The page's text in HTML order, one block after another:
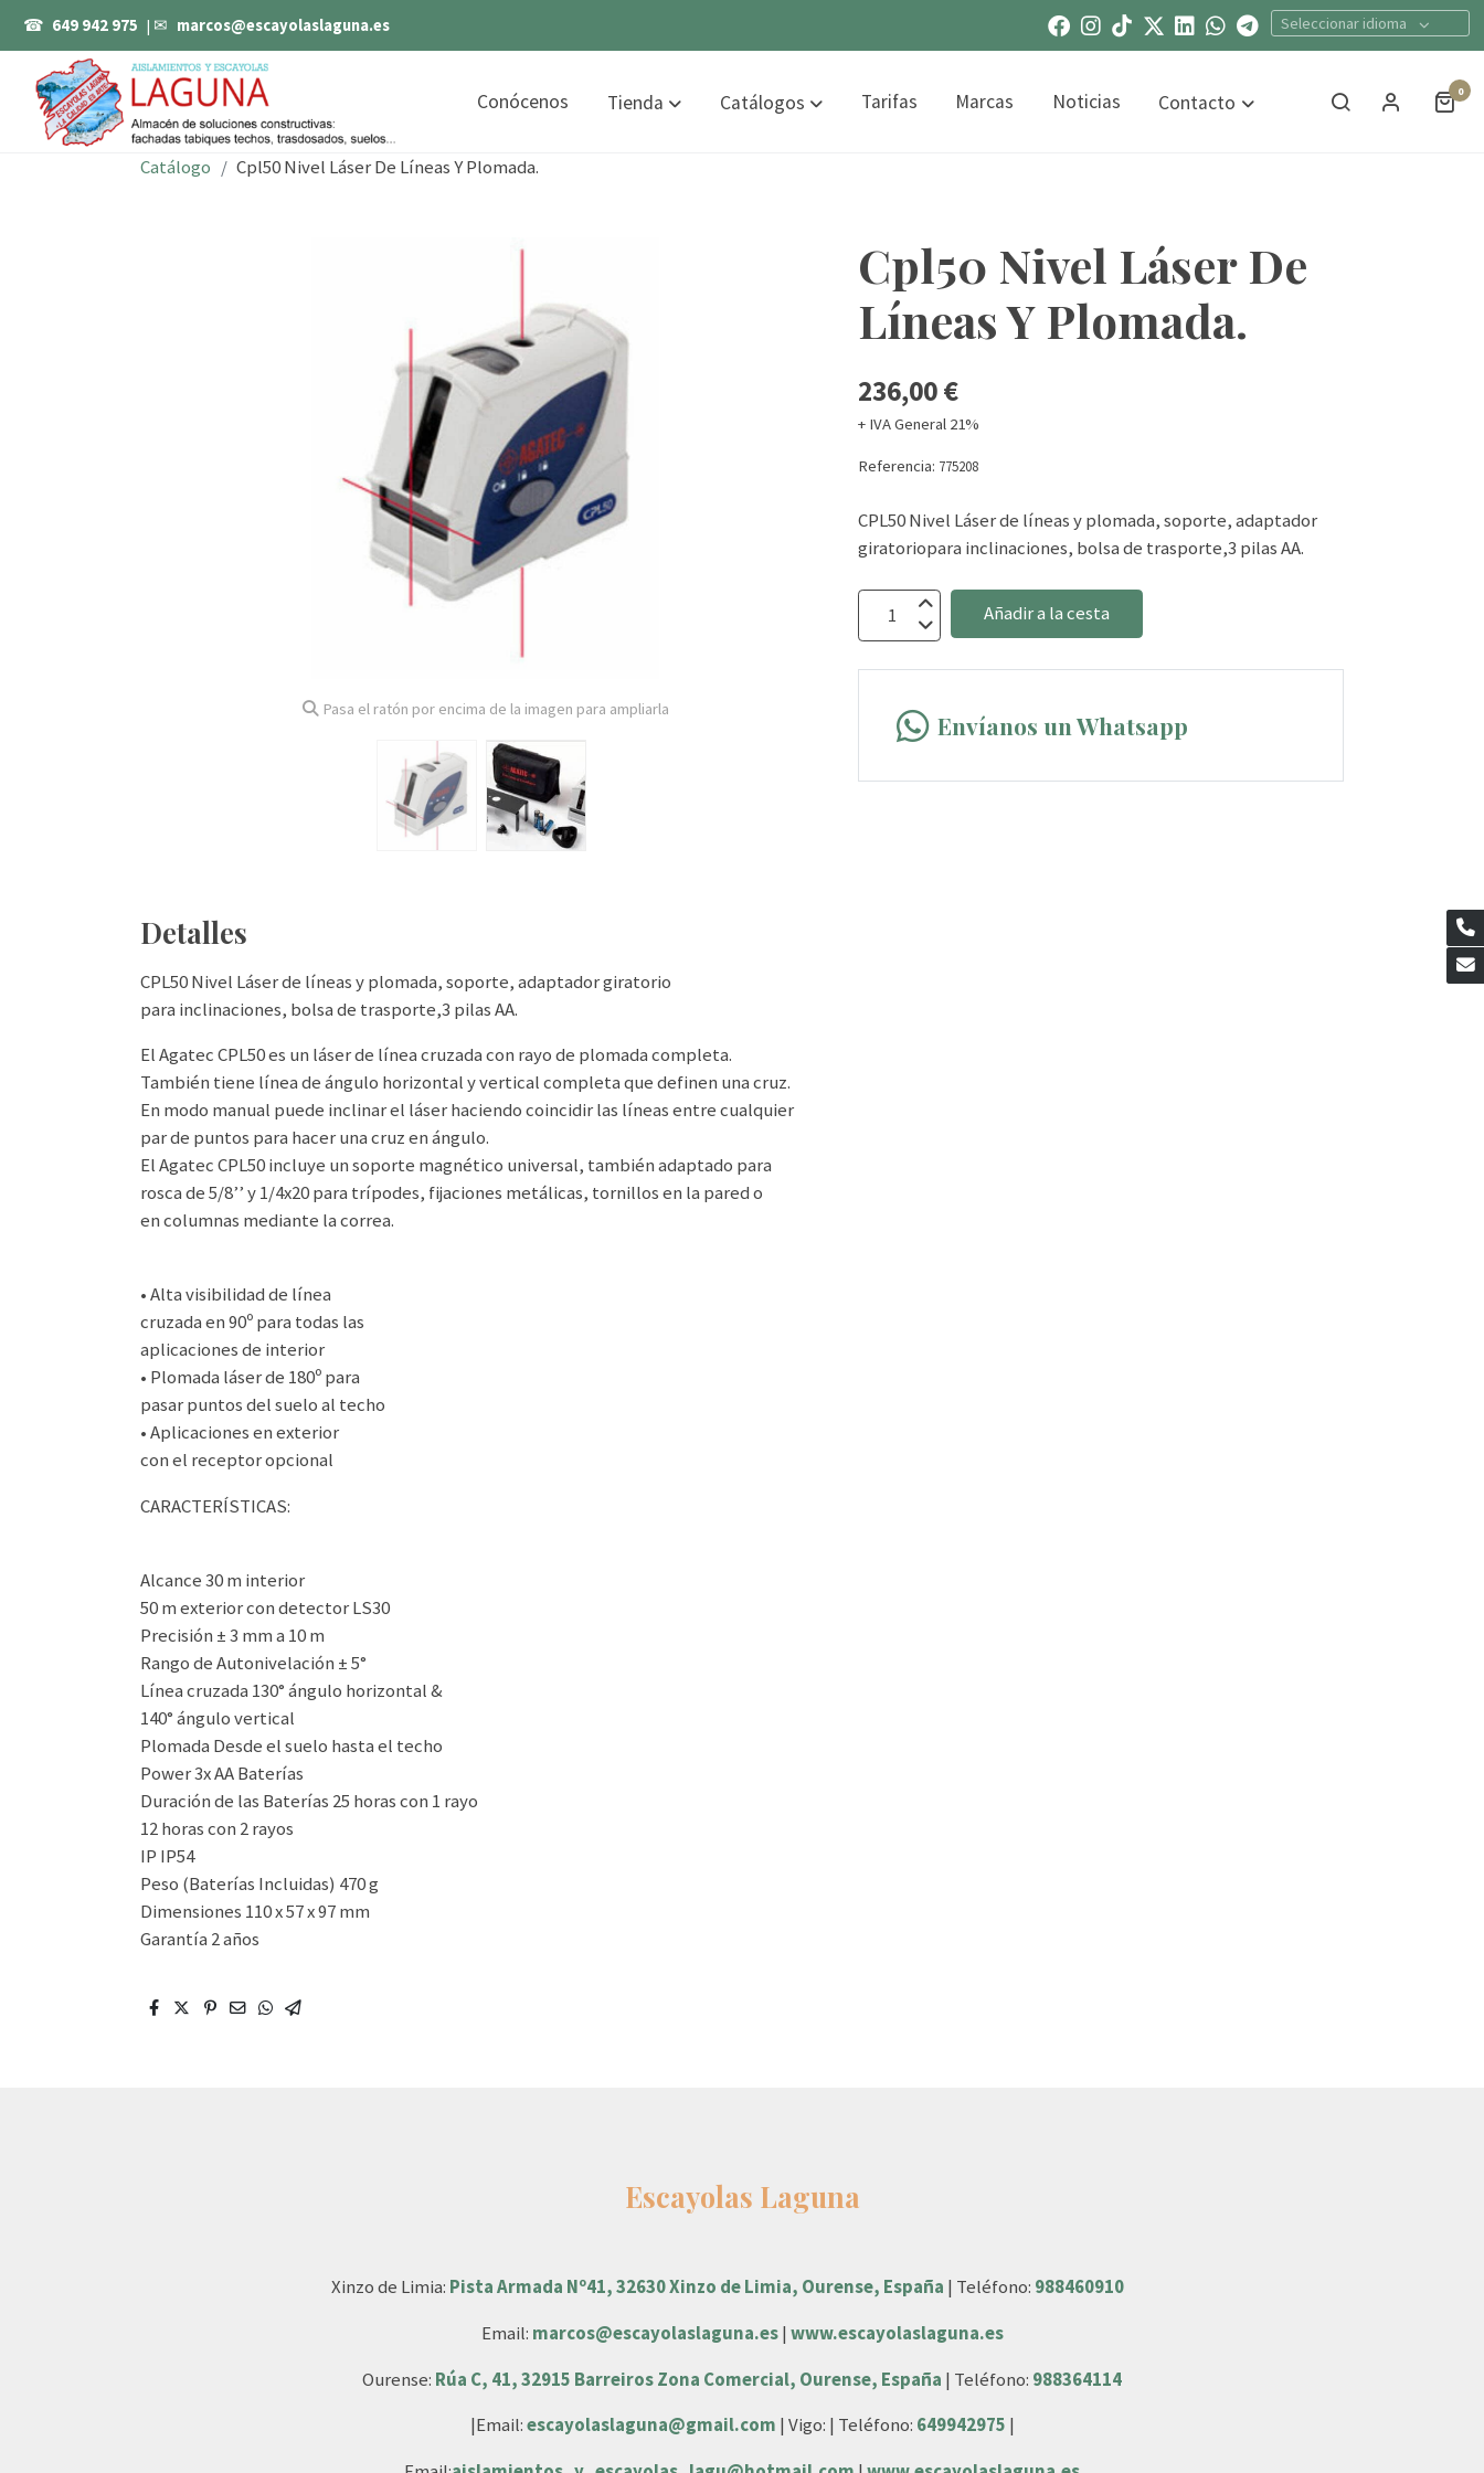
☎ 649 942 975 | ✉ marcos@escayolaslaguna.es Seleccionar idioma
Conócenos Tienda Catálogos Tarifas Marcas Noticias Contacto 0
Catálogo Cpl50 Nivel Láser De Líneas Y Plomada.
Pasa el ratón por encima de la imagen para ampliarla
Detalles
CPL50 Nivel Láser de líneas y plomada, soporte, adaptador giratorio
para inclinaciones, bolsa de trasporte,3 pilas AA.
El Agatec CPL50 es un láser de línea cruzada con rayo de plomada completa.
También tiene línea de ángulo horizontal y vertical completa que definen una cruz.
En modo manual puede inclinar el láser haciendo coincidir las líneas entre cualquier
par de puntos para hacer una cruz en ángulo.
El Agatec CPL50 incluye un soporte magnético universal, también adaptado para
rosca de 5/8’’ y 1/4x20 para trípodes, fijaciones metálicas, tornillos en la pared o
en columnas mediante la correa.
• Alta visibilidad de línea
cruzada en 90º para todas las
aplicaciones de interior
• Plomada láser de 180º para
pasar puntos del suelo al techo
• Aplicaciones en exterior
con el receptor opcional
CARACTERÍSTICAS:
Alcance 30 m interior
50 m exterior con detector LS30
Precisión ± 3 mm a 10 m
Rango de Autonivelación ± 5°
Línea cruzada 130° ángulo horizontal &
140° ángulo vertical
Plomada Desde el suelo hasta el techo
Power 3x AA Baterías
Duración de las Baterías 25 horas con 1 rayo
12 horas con 2 rayos
IP IP54
Peso (Baterías Incluidas) 470 g
Dimensiones 110 x 57 x 97 mm
Garantía 2 años
Cpl50 Nivel Láser De
Líneas Y Plomada.
236,00 €
+ IVA General 21%
Referencia: 775208
CPL50 Nivel Láser de líneas y plomada, soporte, adaptador
giratoriopara inclinaciones, bolsa de trasporte,3 pilas AA.
Añadir a la cesta
Envíanos un Whatsapp
Escayolas Laguna
Xinzo de Limia: Pista Armada Nº41, 32630 Xinzo de Limia, Ourense, España | Teléfono: 988460910
Email: marcos@escayolaslaguna.es| www.escayolaslaguna.es
Ourense: Rúa C, 41, 32915 Barreiros Zona Comercial, Ourense, España | Teléfono: 988364114
|Email:escayolaslaguna@gmail.com | Vigo: | Teléfono: 649942975 |